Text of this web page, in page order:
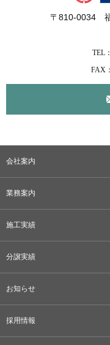
〒810-0034
TEL：
FAX：
会社案内
業務案内
施工実績
分譲実績
お知らせ
採用情報